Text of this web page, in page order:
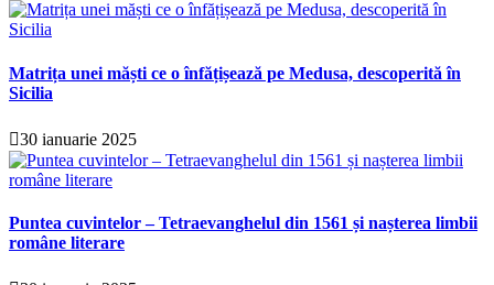
Matrița unei măști ce o înfățișează pe Medusa, descoperită în
Sicilia
30 ianuarie 2025
Puntea cuvintelor – Tetraevanghelul din 1561 și nașterea limbii
române literare